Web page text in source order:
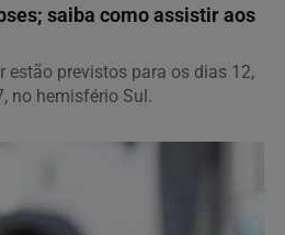
saiba como assistir aos
estão previstos para os dias 12,
no hemisfério Sul.